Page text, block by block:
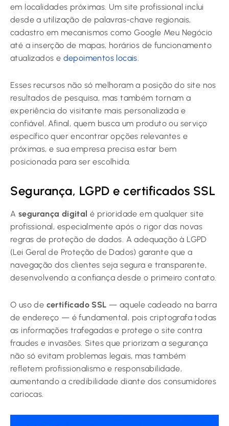
em localidades próximas. Um site profissional inclui
desde a utilização de palavras-chave regionais,
cadastro em mecanismos como Google Meu Negócio
até a inserção de mapas, horários de funcionamento
atualizados e depoimentos locais
Esses recursos não só melhoram a posição do site nos
resultados de pesquisa, mas também tornam a
experiência do visitante mais personalizada e
confiável. Afinal, quem busca um produto ou serviço
específico quer encontrar opções relevantes e
próximas, e sua empresa precisa estar bem
posicionada para ser escolhida.
Segurança, LGPD e certificados SSL
A segurança digital é prioridade em qualquer site
profissional, especialmente após o rigor das novas
regras de proteção de dados. A adequação à LGPD
(Lei Geral de Proteção de Dados) garante que a
navegação dos clientes seja segura e transparente,
desenvolvendo a confiança desde o primeiro contato.
O uso de certificado SSL — aquele cadeado na barra
de endereço — é fundamental, pois criptografa todas
as informações trafegadas e protege o site contra
fraudes e invasões. Sites que priorizam a segurança
não só evitam problemas legais, mas também
refletem profissionalismo e responsabilidade,
aumentando a credibilidade diante dos consumidores
cariocas.